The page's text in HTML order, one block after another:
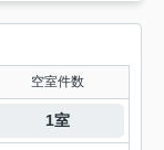
空室件数
1室